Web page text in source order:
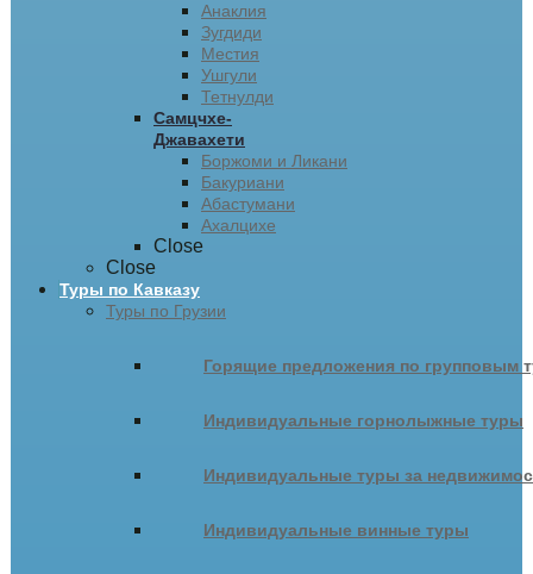
Анаклия
Зугдиди
Местия
Ушгули
Тетнулди
Самцчхе-
Джавахети
Боржоми и Ликани
Бакуриани
Абастумани
Ахалцихе
Close
Close
Туры по Кавказу
Туры по Грузии
Горящие предложения по групповым
Индивидуальные горнолыжные туры
Индивидуальные туры за
Индивидуальные винные туры